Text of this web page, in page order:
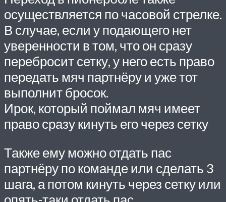
осуществляется по часовой стрелке.
В случае, если у подающего нет
уверенности в том, что он сразу
перебросит сетку, у него есть право
передать мяч партнёру и уже тот
выполнит бросок.
Ирок, который поймал мяч имеет
право сразу кинуть его через сетку
Также ему можно отдать пас
партнёру по команде или сделать 3
шага, а потом кинуть через сетку или